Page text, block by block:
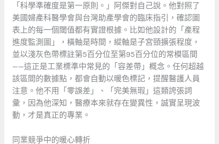
「科學準確度是第一原則。」阿傑對自己說。他對照了
美國婦產科醫學會與台灣助產學會的臨床指引，確認圖
表上的每一個閾值都有實證根據。比如他設計的「產程
進度監測圖」，橫軸是時間，縱軸是子宮頸擴張程度，
並以淺灰色帶標註第5百分位至第95百分位的常模區間
——這正是工業標準中常見的「容差帶」概念。任何超越
該區間的數據點，都會自動以暖色標記，提醒醫護人員
注意。他不用「零誤差」、「完美無瑕」這類誇張詞
彙，因為他深知，醫療本來就存在變異性，誠實呈現波
動，才是真正的專業。
同業競爭中的暖心轉折